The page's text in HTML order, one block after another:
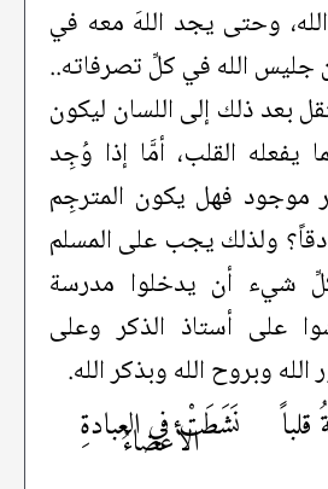
وحتى يجد اللهَ معه في
جليس الله في كلِّ تصرفاته..
بعد ذلك إلى اللسان ليكون
يفعله القلب، أمَّا إذا وُجِد
موجود فهل يكون المترجِم
ولذلك يجب على المسلم
شيء أن يدخلوا مدرسة
على أستاذ الذكر وعلى
وبروح الله وبذكر الله.
نَشَطَتْ في العبادةِ
الأعضاءُ